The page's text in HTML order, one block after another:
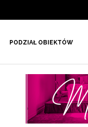
PODZIAŁ OBIEKTÓW